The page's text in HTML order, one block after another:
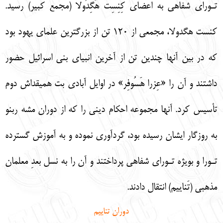
تـوراي شفاهي به اعضاي كِنِسِت هَگِدُولا (مجمع كبير) رسيد.
كنست هگدولا، مجمعي از 120 تن از بزرگترين علماي يهود بود
كه در بين آنها چندين تن از آخرين انبياي بني اسرائيل حضور
داشتند و آن را «عِزرا هَسُوفِر» در اوايل آبادي بت هميقداش دوم
تأسيس كرد. آنها مجموعه احكام ديني را كه از دوران مشه ربنو
به روزگار ايشان رسيده بود، گردآوري نموده و به آموزش گسترده
تـورا و بويژه تـوراي شفاهي پرداختند و آن را به نسل بعدِ معلمان
مذهبي (تَناييم) انتقال دادند.
دوران تناييم